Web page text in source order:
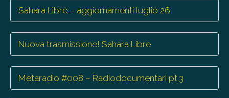
Sahara Libre – aggiornamenti luglio 26
Nuova trasmissione! Sahara Libre
Metaradio #008 – Radiodocumentari pt.3